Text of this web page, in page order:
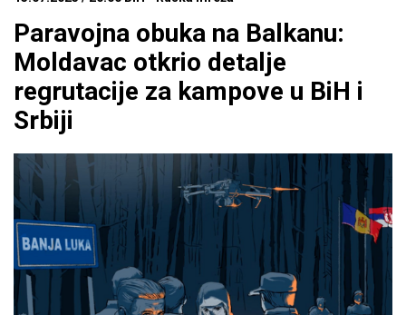
Paravojna obuka na Balkanu:
Moldavac otkrio detalje
regrutacije za kampove u BiH i
Srbiji